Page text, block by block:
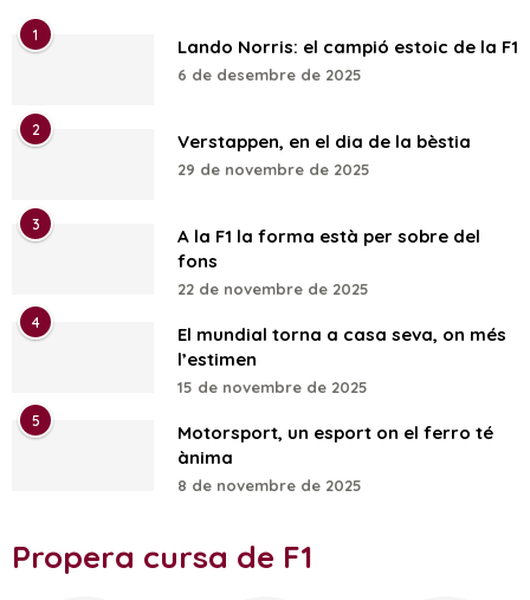
1
Lando Norris: el campió estoic de la F1
6 de desembre de 2025
2
Verstappen, en el dia de la bèstia
29 de novembre de 2025
3
A la F1 la forma està per sobre del
fons
22 de novembre de 2025
4
El mundial torna a casa seva, on més
l’estimen
15 de novembre de 2025
5
Motorsport, un esport on el ferro té
ànima
8 de novembre de 2025
Propera cursa de F1